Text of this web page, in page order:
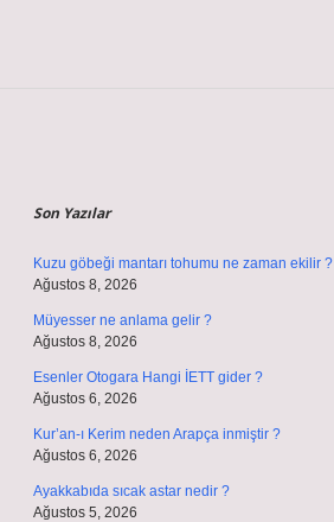
Son Yazılar
Kuzu göbeği mantarı tohumu ne zaman ekilir ?
Ağustos 8, 2026
Müyesser ne anlama gelir ?
Ağustos 8, 2026
Esenler Otogara Hangi İETT gider ?
Ağustos 6, 2026
Kur’an-ı Kerim neden Arapça inmiştir ?
Ağustos 6, 2026
Ayakkabıda sıcak astar nedir ?
Ağustos 5, 2026